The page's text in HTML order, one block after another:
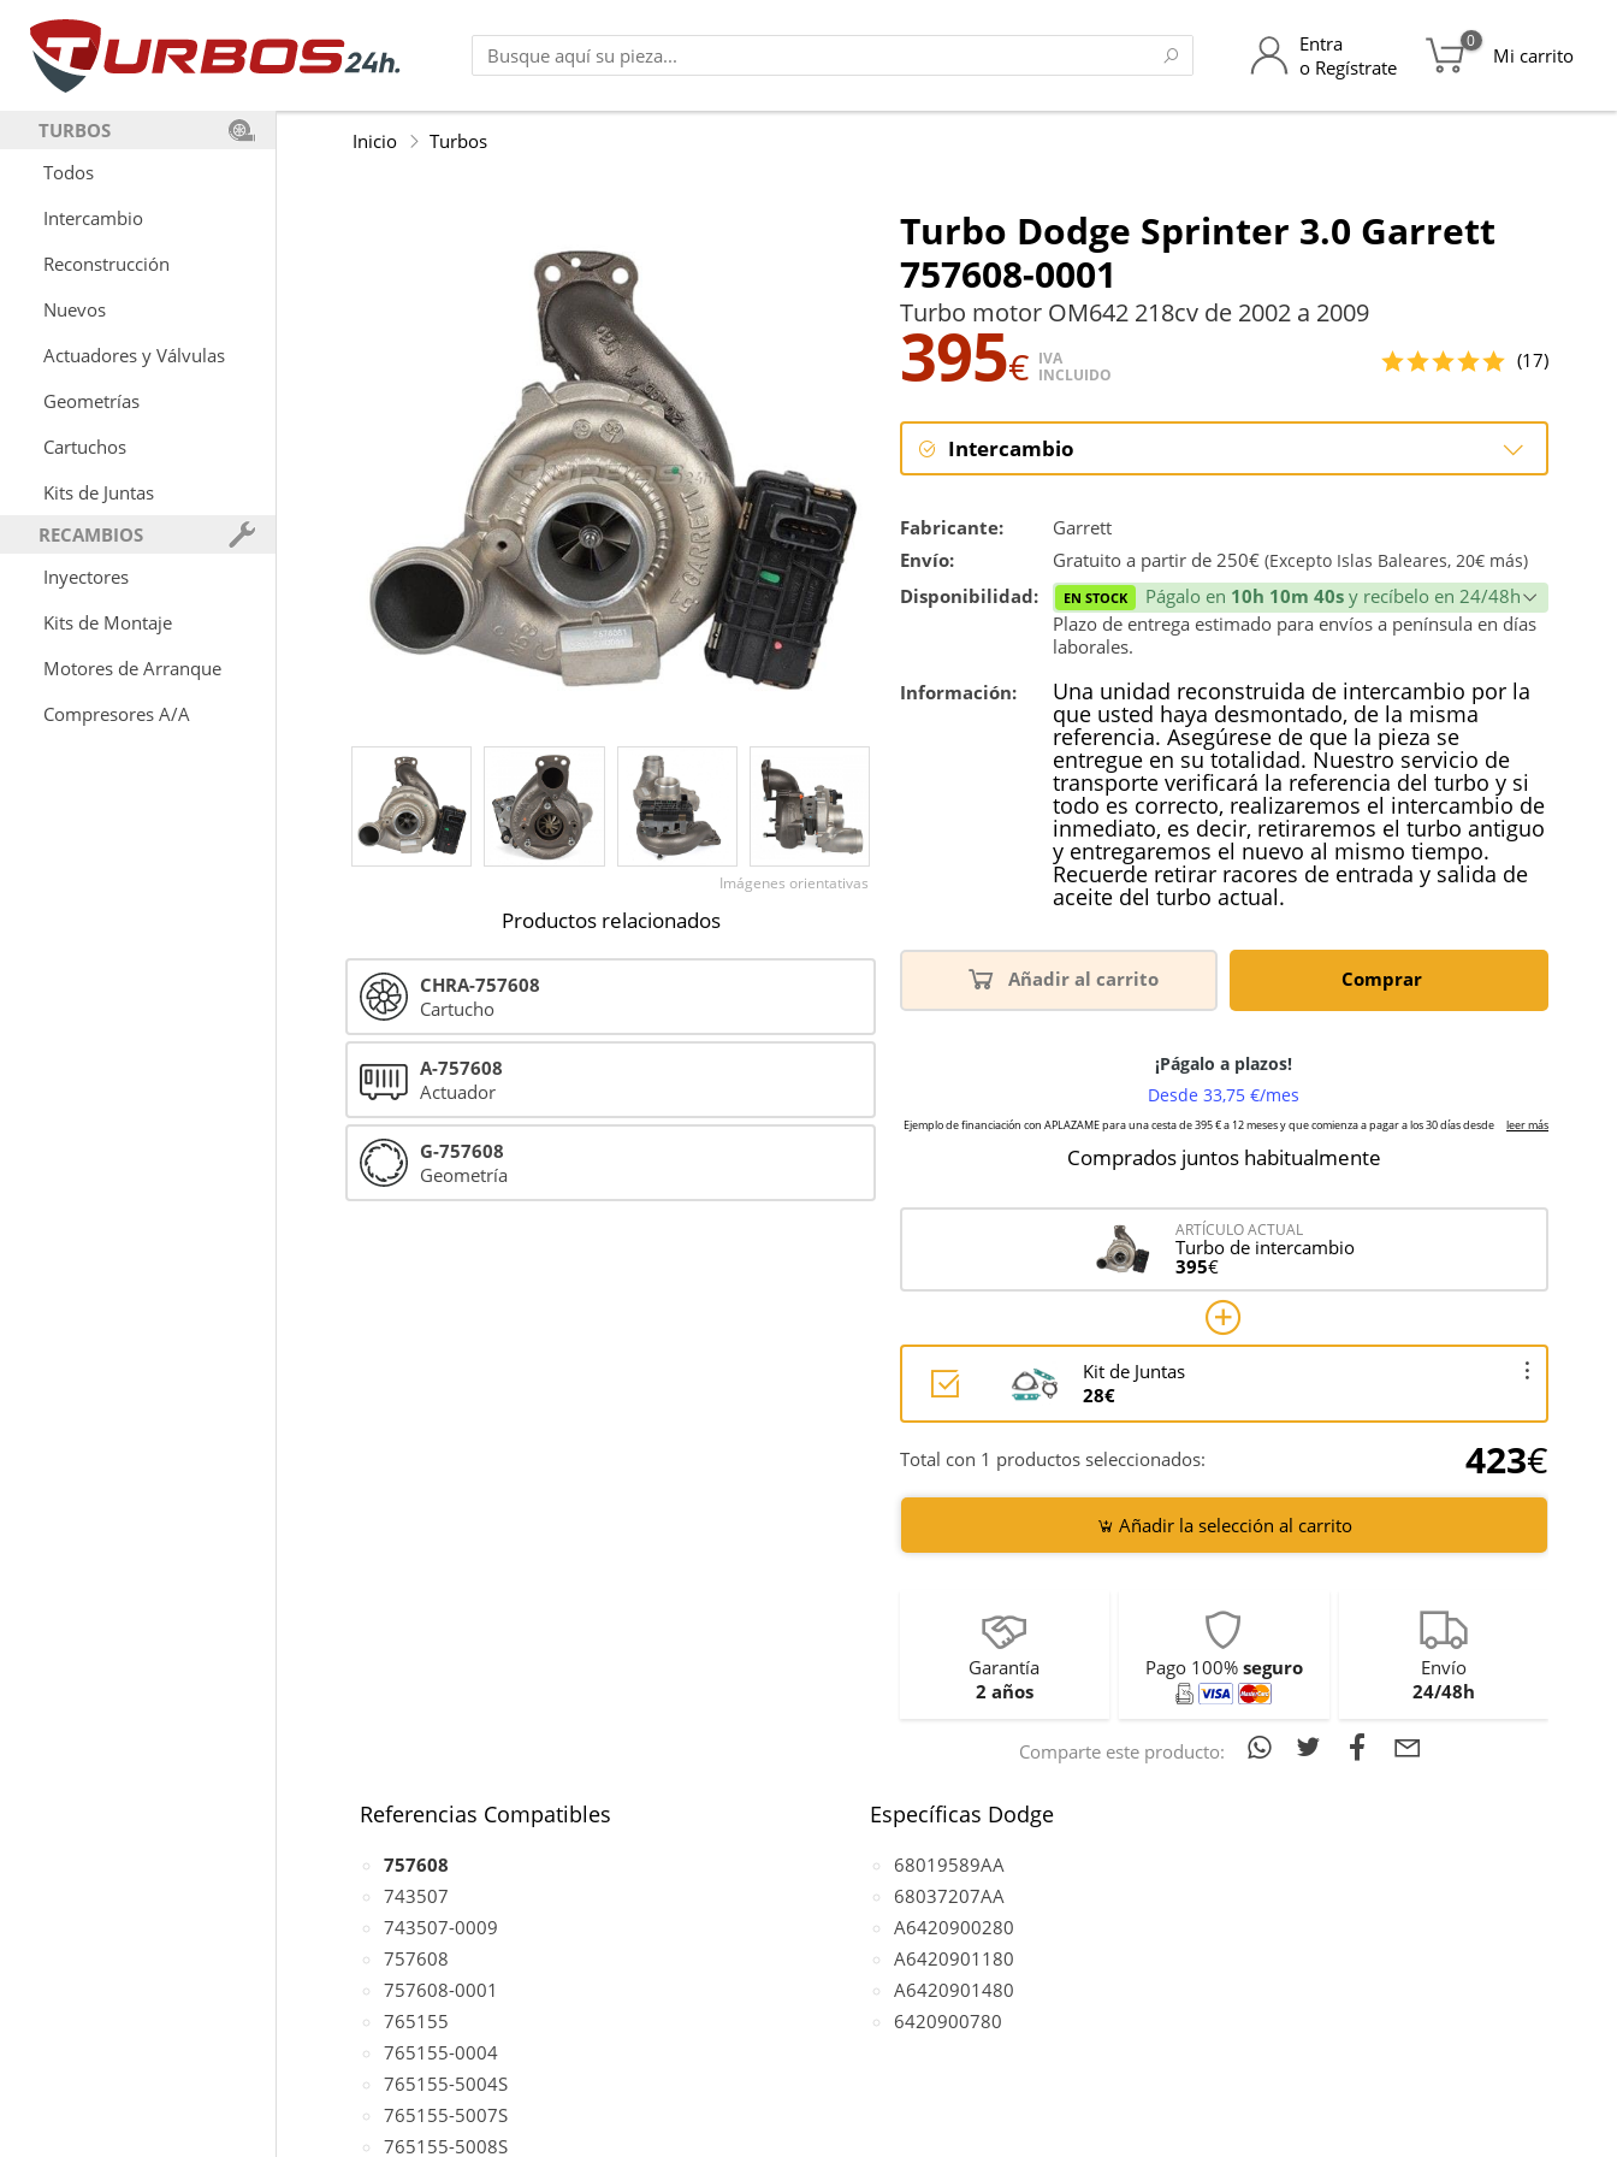
Entra
o Regístrate
0
Mi carrito
TURBOS
Todos
Intercambio
Reconstrucción
Nuevos
Actuadores y Válvulas
Geometrías
Cartuchos
Kits de Juntas
RECAMBIOS
Inyectores
Kits de Montaje
Motores de Arranque
Compresores A/A
Inicio Turbos
Turbo Dodge Sprinter 3.0 Garrett
757608-0001
Turbo motor OM642 218cv de 2002 a 2009
395€ IVA
INCLUIDO
(17)
Intercambio
Reconstrucción
Fabricante:
Garrett
Envío:
Gratuito a partir de 250€ (Excepto Islas Baleares, 20€ más)
Disponibilidad: EN STOCK Págalo en 10h 10m 40s y recíbelo en 24/48h
Plazo de entrega estimado para envíos a península en días
laborales.
Información:
Una unidad reconstruida de intercambio por la
que usted haya desmontado, de la misma
referencia. Asegúrese de que la pieza se
entregue en su totalidad. Nuestro servicio de
transporte verificará la referencia del turbo y si
todo es correcto, realizaremos el intercambio de
inmediato, es decir, retiraremos el turbo antiguo
y entregaremos el nuevo al mismo tiempo.
Recuerde retirar racores de entrada y salida de
aceite del turbo actual.
Añadir al carrito Comprar
Comprados juntos habitualmente
ARTÍCULO ACTUAL
Turbo de intercambio
395€
Kit de Juntas
28€
Total con 1 productos seleccionados: 423€
Añadir la selección al carrito
Garantía
2 años
Pago 100% seguro
Envío
24/48h
Comparte este producto:
Imágenes orientativas
Productos relacionados
CHRA-757608
Cartucho
A-757608
Actuador
G-757608
Geometría
Referencias Compatibles
757608
743507
743507-0009
757608
757608-0001
765155
765155-0004
765155-5004S
765155-5007S
765155-5008S
Específicas Dodge
68019589AA
68037207AA
A6420900280
A6420901180
A6420901480
6420900780